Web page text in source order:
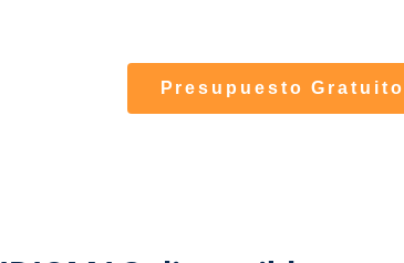
Presupuesto Gratuito